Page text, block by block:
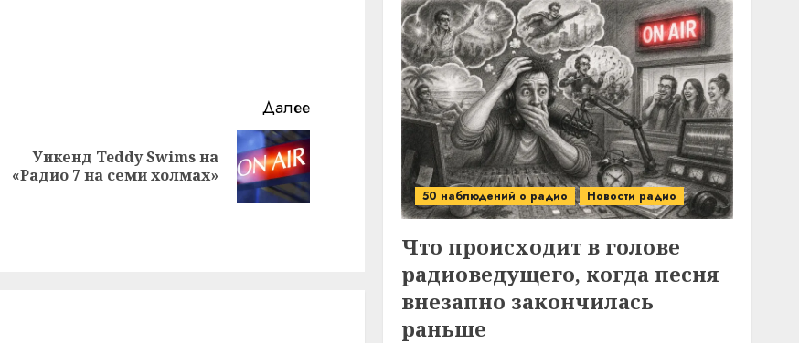
Предыдущая
запись:
Далее
Следующая
запись:
Уикенд Teddy Swims на
«Радио 7 на семи холмах»
50 наблюдений о радио Новости радио
Что происходит в голове
радиоведущего, когда песня
внезапно закончилась
раньше